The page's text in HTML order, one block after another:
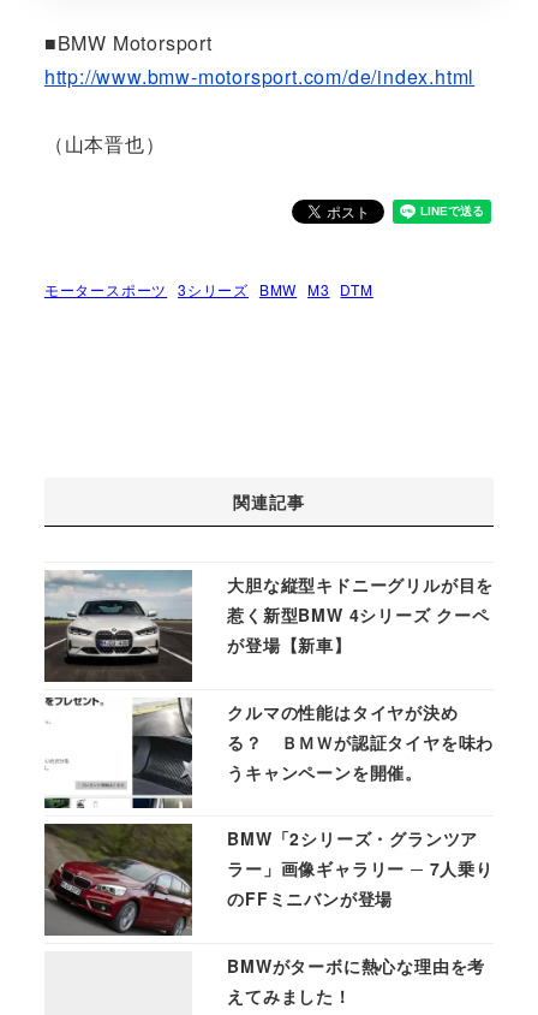
■BMW Motorsport
http://www.bmw-motorsport.com/de/index.html
（山本晋也）
モータースポーツ 3シリーズ BMW M3 DTM
関連記事
大胆な縦型キドニーグリルが目を
惹く新型BMW 4シリーズ クーペ
が登場【新車】
クルマの性能はタイヤが決め
る？ ＢＭＷが認証タイヤを味わ
うキャンペーンを開催。
BMW「2シリーズ・グランツア
ラー」画像ギャラリー ─ 7人乗り
のFFミニバンが登場
BMWがターボに熱心な理由を考
えてみました！